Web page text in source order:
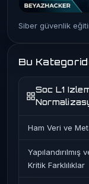
Siber güvenlik
Bu
Soc L1
Ham Veri ve
Yapılandırılmış
Kritik Farklılıklar